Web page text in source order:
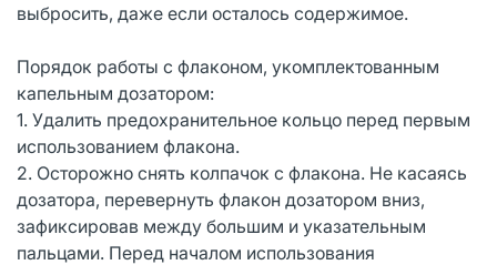
выбросить, даже если осталось содержимое.
Порядок работы с флаконом, укомплектованным
капельным дозатором:
1. Удалить предохранительное кольцо перед первым
использованием флакона.
2. Осторожно снять колпачок с флакона. Не касаясь
дозатора, перевернуть флакон дозатором вниз,
зафиксировав между большим и указательным
пальцами. Перед началом использования